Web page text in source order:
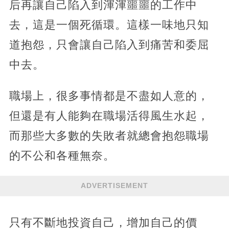
后再讓自己陷入到渾渾噩噩的工作中
去，這是一個死循環。這樣一味地只知
道抱怨，只會讓自己陷入到痛苦和委屈
中去。
職場上，很多事情都是不盡如人意的，
但還是有人能夠在職場活得風生水起，
而那些大多數的失敗者就總會抱怨職場
的不公和各種無奈。
ADVERTISEMENT
只有不斷地投資自己，增加自己的價